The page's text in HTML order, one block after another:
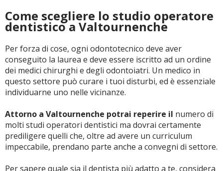
Come scegliere lo studio operatore
dentistico a Valtournenche
Per forza di cose, ogni odontotecnico deve aver
conseguito la laurea e deve essere iscritto ad un ordine
dei medici chirurghi e degli odontoiatri. Un medico in
questo settore può curare i tuoi disturbi, ed è essenziale
individuarne uno nelle vicinanze.
Attorno a Valtournenche potrai reperire il numero di
molti studi operatori dentistici ma dovrai certamente
prediligere quelli che, oltre ad avere un curriculum
impeccabile, prendano parte anche a convegni di settore.
Per sapere quale sia il dentista più adatto a te, considera